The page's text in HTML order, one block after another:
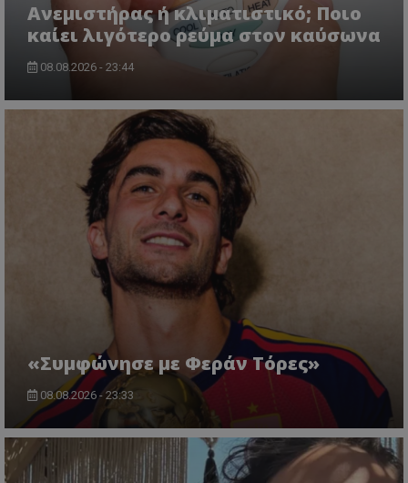
Ανεμιστήρας ή κλιματιστικό; Ποιο
καίει λιγότερο ρεύμα στον καύσωνα
08.08.2026 - 23:44
«Συμφώνησε με Φεράν Τόρες»
08.08.2026 - 23:33